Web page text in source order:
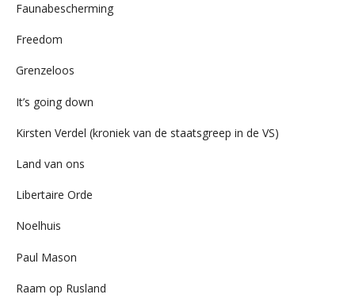
Faunabescherming
Freedom
Grenzeloos
It’s going down
Kirsten Verdel (kroniek van de staatsgreep in de VS)
Land van ons
Libertaire Orde
Noelhuis
Paul Mason
Raam op Rusland